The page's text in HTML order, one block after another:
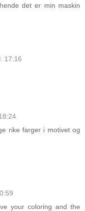
det er min maskin
17:16
rike farger i motivet og
your coloring and the